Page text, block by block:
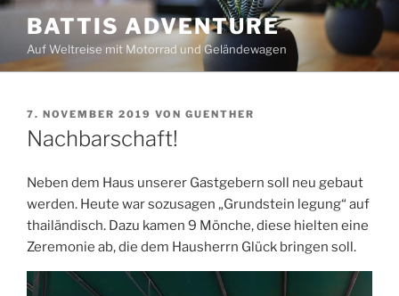
Zum
Inhalt
springen
BATTIS ADVENTURE
Auf Weltreise mit Motorrad und Geländewagen
VERÖFFENTLICHT
AM
7. NOVEMBER 2019 VON GUENTHER
Nachbarschaft!
Neben dem Haus unserer Gastgebern soll neu gebaut
werden. Heute war sozusagen „Grundstein legung“ auf
thailändisch. Dazu kamen 9 Mönche, diese hielten eine
Zeremonie ab, die dem Hausherrn Glück bringen soll.